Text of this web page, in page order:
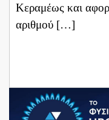
Κεραμέως και
αριθμού […]